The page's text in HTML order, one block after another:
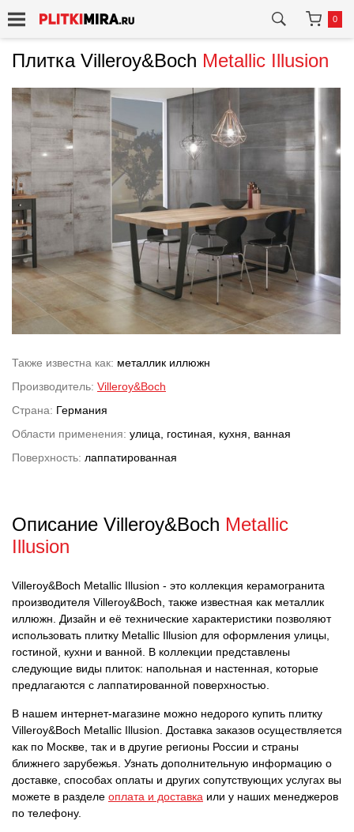
0
Плитка Villeroy&Boch Metallic Illusion
Также известна как: металлик иллюжн
Производитель: Villeroy&Boch
Страна: Германия
Области применения: улица, гостиная, кухня, ванная
Поверхность: лаппатированная
Описание Villeroy&Boch Metallic
Illusion
Villeroy&Boch Metallic Illusion - это коллекция керамогранита
производителя Villeroy&Boch, также известная как металлик
иллюжн. Дизайн и её технические характеристики позволяют
использовать плитку Metallic Illusion для оформления улицы,
гостиной, кухни и ванной. В коллекции представлены
следующие виды плиток: напольная и настенная, которые
предлагаются с лаппатированной поверхностью.
В нашем интернет-магазине можно недорого купить плитку
Villeroy&Boch Metallic Illusion. Доставка заказов осуществляется
как по Москве, так и в другие регионы России и страны
ближнего зарубежья. Узнать дополнительную информацию о
доставке, способах оплаты и других сопутствующих услугах вы
можете в разделе оплата и доставка или у наших менеджеров
по телефону.